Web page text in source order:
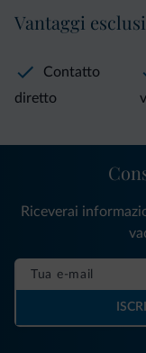
Vantaggi
Contatto
diretto
Riceverai